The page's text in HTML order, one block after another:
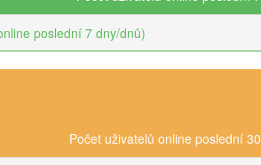
poslední 7 dny/dnů)
Počet uživatelů online poslední